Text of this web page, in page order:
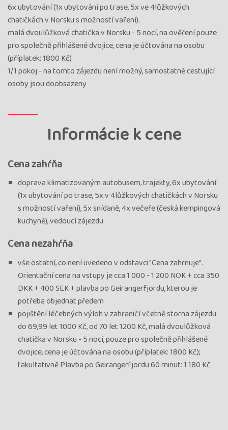
6x ubytování (1x ubytování po trase, 5x ve 4lůžkových
chatičkách v Norsku s možností vaření).
malá dvoulůžková chatička v Norsku - 5 nocí, na ověření pouze
pro společně přihlášené dvojice, cena je účtována na osobu
(příplatek: 1800 Kč)
1/1 pokoj - na tomto zájezdu není možný, samostatně cestující
osoby jsou doobsazeny
Informácie k cene
Cena zahŕňa
doprava klimatizovaným autobusem, trajekty, 6x ubytování
(1x ubytování po trase, 5x v 4lůžkových chatičkách v Norsku
s možností vaření), 5x snídaně, 4x večeře (česká kempingová
kuchyně), vedoucí zájezdu
Cena nezahŕňa
vše ostatní, co není uvedeno v odstavci "Cena zahrnuje".
Orientační cena na vstupy je cca 1 000 - 1 200 NOK + cca 350
DKK + 400 SEK + plavba po Geirangerfjordu, kterou je
potřeba objednat předem
pojištění léčebných výloh v zahraničí včetně storna zájezdu
do 69,99 let 1000 Kč, od 70 let 1200 Kč, malá dvoulůžková
chatička v Norsku - 5 nocí, pouze pro společně přihlášené
dvojice, cena je účtována na osobu (příplatek: 1800 Kč);
fakultativně Plavba po Geirangerfjordu 60 minut: 1 180 Kč